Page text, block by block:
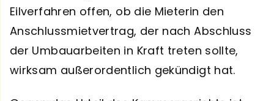
Eilverfahren offen, ob die Mieterin den
Anschlussmietvertrag, der nach Abschluss
der Umbauarbeiten in Kraft treten sollte,
wirksam außerordentlich gekündigt hat.